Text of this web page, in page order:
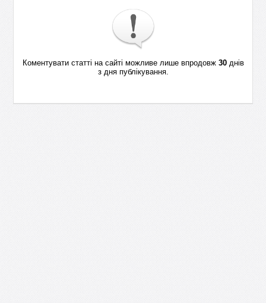
Коментувати статті на сайті можливе лише впродовж 30днів
з дня публікування.